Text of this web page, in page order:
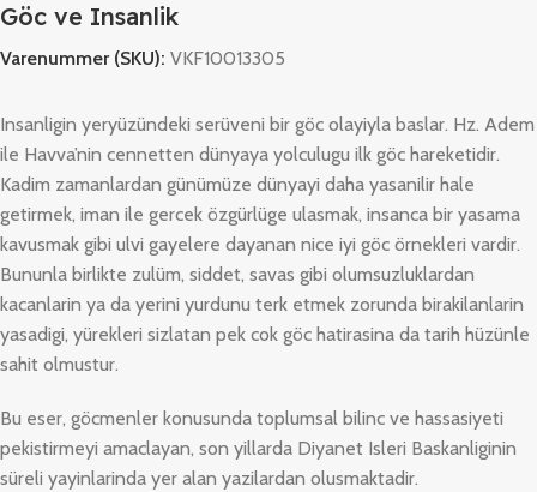
Göc ve Insanlik
Varenummer (SKU): VKF10013305
Insanligin yeryüzündeki serüveni bir göc olayiyla baslar. Hz. Adem
ile Havva’nin cennetten dünyaya yolculugu ilk göc hareketidir.
Kadim zamanlardan günümüze dünyayi daha yasanilir hale
getirmek, iman ile gercek özgürlüge ulasmak, insanca bir yasama
kavusmak gibi ulvi gayelere dayanan nice iyi göc örnekleri vardir.
Bununla birlikte zulüm, siddet, savas gibi olumsuzluklardan
kacanlarin ya da yerini yurdunu terk etmek zorunda birakilanlarin
yasadigi, yürekleri sizlatan pek cok göc hatirasina da tarih hüzünle
sahit olmustur.
Bu eser, göcmenler konusunda toplumsal bilinc ve hassasiyeti
pekistirmeyi amaclayan, son yillarda Diyanet Isleri Baskanliginin
süreli yayinlarinda yer alan yazilardan olusmaktadir.